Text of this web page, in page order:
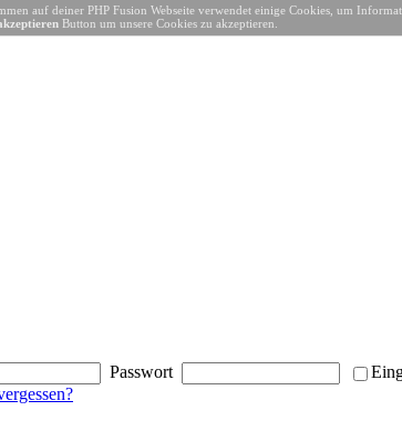
Passwort
auf deiner PHP Fusion Webseite verwendet einige Cookies, um
Button um unsere Cookies zu akzeptieren.